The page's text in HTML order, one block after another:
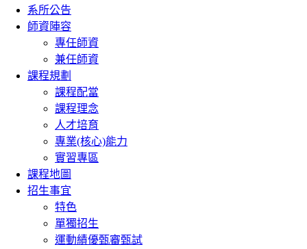
系所公告
師資陣容
專任師資
兼任師資
課程規劃
課程配當
課程理念
人才培育
專業(核心)能力
實習專區
課程地圖
招生事宜
特色
單獨招生
運動績優甄審甄試